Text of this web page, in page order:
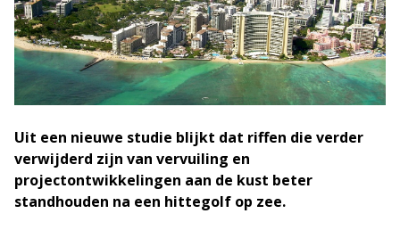
Uit een nieuwe studie blijkt dat riffen die verder
verwijderd zijn van vervuiling en
projectontwikkelingen aan de kust beter
standhouden na een hittegolf op zee.